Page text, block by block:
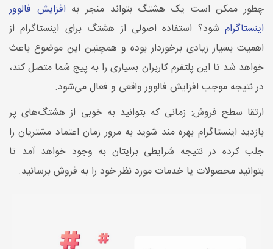
چطور ممکن است یک هشتگ بتواند منجر به افزایش فالوور
اینستاگرام شود؟ استفاده اصولی از هشتگ برای اینستاگرام از
اهمیت بسیار زیادی برخوردار بوده و همچنین این موضوع باعث
خواهد شد تا این پلتفرم کاربران بسیاری را به پیج شما متصل کند،
در نتیجه موجب افزایش فالوور واقعی و فعال می‌شود.
ارتقا سطح فروش: زمانی که بتوانید به خوبی از هشتگ‌های پر
بازدید اینستاگرام بهره مند شوید به مرور زمان اعتماد مشتریان را
جلب کرده در نتیجه شرایطی برایتان به وجود خواهد آمد تا
بتوانید محصولات یا خدمات مورد نظر خود را به فروش برسانید.